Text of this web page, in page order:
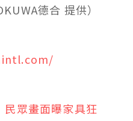
德合 提供）
眾畫面曝家具狂